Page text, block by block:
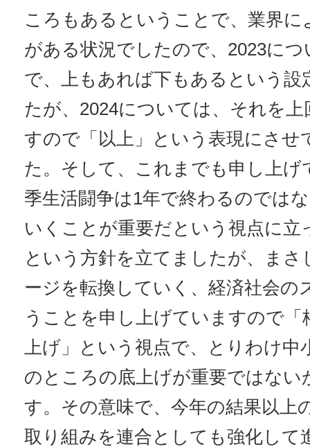
ころもあるということで、業界に
がある状況でしたので、2023に
で、上もあれば下もあるという設
たが、2024については、それを
すので「以上」という表現にさせ
た。そして、これまでも申し上げ
季生活闘争は1年で終わるのでは
いくことが重要だという視点に立
という方針を立てましたが、まさ
ージを転換していく、経済社会の
うことを申し上げていますので「
上げ」という視点で、とりわけ
のところの底上げが重要ではない
す。その意味で、今年の結果以上
取り組みを連合としても強化して